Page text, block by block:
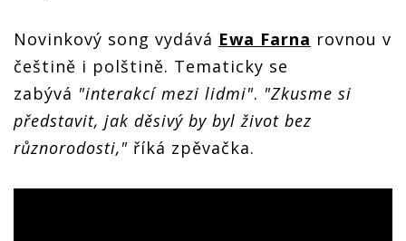
Novinkový song vydává Ewa Farna rovnou v
češtině i polštině. Tematicky se
zabývá "interakcí mezi lidmi". "Zkusme si
představit, jak děsivý by byl život bez
různorodosti," říká zpěvačka.